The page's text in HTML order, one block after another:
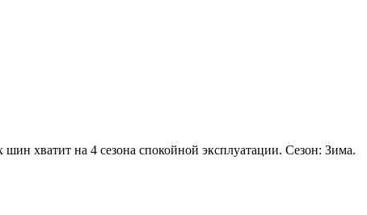
хватит на 4 сезона спокойной эксплуатации. Сезон: Зима.